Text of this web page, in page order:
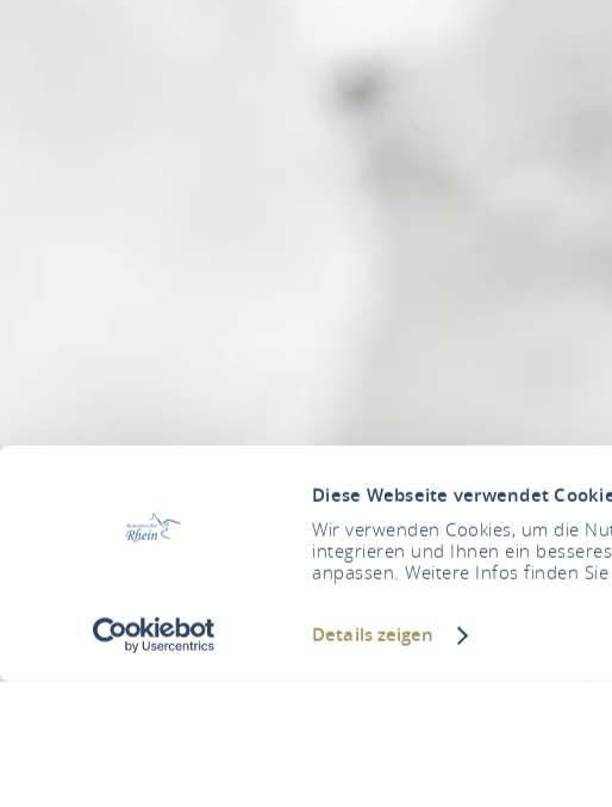
Diese Webseite verwendet
Wir verwenden Cookies, um die
integrieren und Ihnen ein
anpassen. Weitere Infos finden
Details zeigen